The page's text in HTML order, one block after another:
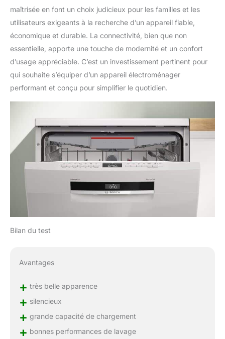
maîtrisée en font un choix judicieux pour les familles et les
utilisateurs exigeants à la recherche d’un appareil fiable,
économique et durable. La connectivité, bien que non
essentielle, apporte une touche de modernité et un confort
d’usage appréciable. C’est un investissement pertinent pour
qui souhaite s’équiper d’un appareil électroménager
performant et conçu pour simplifier le quotidien.
Bilan du test
Avantages
+ très belle apparence
+ silencieux
+ grande capacité de chargement
+ bonnes performances de lavage